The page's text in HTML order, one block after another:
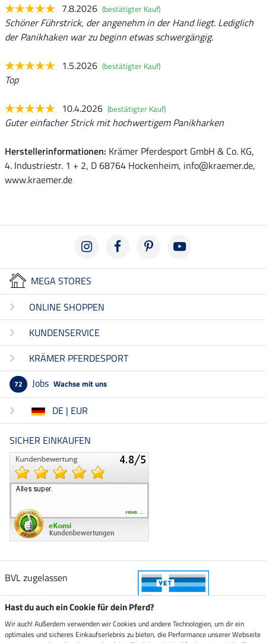
7.8.2026 (bestätigter Kauf)
Schöner Führstrick, der angenehm in der Hand liegt. Lediglich
der Panikhaken war zu beginn etwas schwergängig.
1.5.2026 (bestätigter Kauf)
Top
10.4.2026 (bestätigter Kauf)
Guter einfacher Strick mit hochwertigem Panikharken
Herstellerinformationen: Krämer Pferdesport GmbH & Co. KG,
4. Industriestr. 1 + 2, D 68764 Hockenheim, info@kraemer.de,
www.kraemer.de
MEGA STORES
ONLINE SHOPPEN
KUNDENSERVICE
KRÄMER PFERDESPORT
72 Jobs Wachse mit uns
DE | EUR
SICHER EINKAUFEN
BVL zugelassen
Hast du auch ein Cookie für dein Pferd?
Wir auch! Außerdem verwenden wir Cookies und andere Technologien, um dir ein
optimales und sicheres Einkaufserlebnis zu bieten, die Performance unserer Webseite